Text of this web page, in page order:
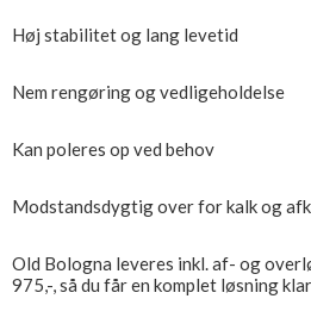
Høj stabilitet og lang levetid
Nem rengøring og vedligeholdelse
Kan poleres op ved behov
Modstandsdygtig over for kalk og
Old Bologna leveres inkl. af- og
975,-, så du får en komplet løsning